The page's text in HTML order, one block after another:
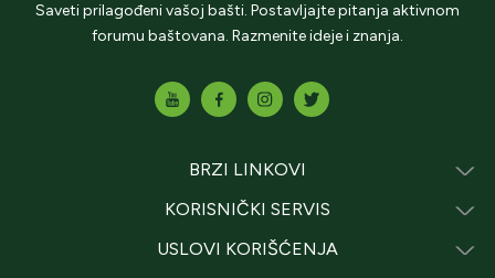
Saveti prilagođeni vašoj bašti. Postavljajte pitanja aktivnom
forumu baštovana. Razmenite ideje i znanja.
BRZI LINKOVI
KORISNIČKI SERVIS
USLOVI KORIŠĆENJA